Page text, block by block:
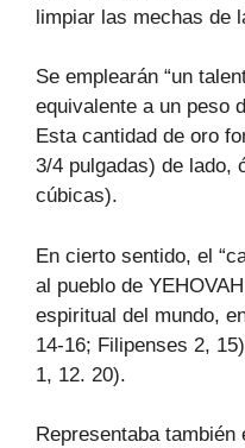
limpiar las mechas de
Se emplearán “un
equivalente a un peso
Esta cantidad de oro
3/4 pulgadas) de lado,
cúbicas).
En cierto sentido, el
al pueblo de
espiritual del mundo,
14-16; Filipenses 2,
1, 12. 20).
Representaba